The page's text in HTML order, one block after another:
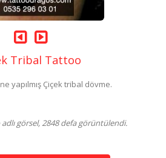
Tribal Tattoo
yapılmış Çiçek tribal dövme.
görsel, 2848 defa görüntülendi.